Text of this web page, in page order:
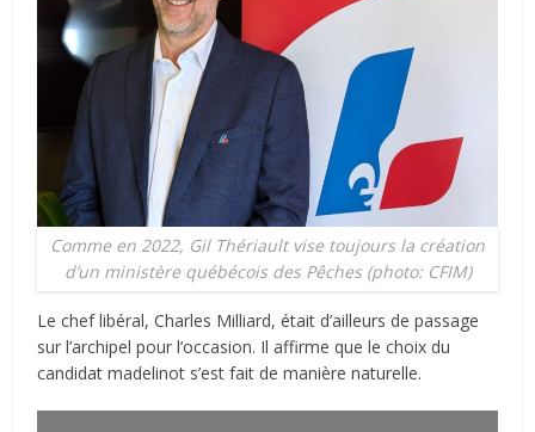
Comme en 2022, Gil Thériault vise toujours la création
d’un ministère québécois des Pêches (photo: CFIM)
Le chef libéral, Charles Milliard, était d’ailleurs de passage
sur l’archipel pour l’occasion. Il affirme que le choix du
candidat madelinot s’est fait de manière naturelle.